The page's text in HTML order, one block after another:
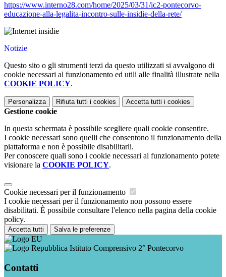
https://www.interno28.com/home/2025/03/31/ic2-pontecorvo-
educazione-alla-legalita-incontro-sulle-insidie-della-rete/
Notizie
Questo sito o gli strumenti terzi da questo utilizzati si avvalgono di
cookie necessari al funzionamento ed utili alle finalità illustrate nella
COOKIE POLICY.
Personalizza Rifiuta tutti i cookies Accetta tutti i cookies
Gestione cookie
In questa schermata è possibile scegliere quali cookie consentire.
I cookie necessari sono quelli che consentono il funzionamento della
piattaforma e non è possibile disabilitarli.
Per conoscere quali sono i cookie necessari al funzionamento potete
visionare la COOKIE POLICY.
Cookie necessari per il funzionamento
I cookie necessari per il funzionamento non possono essere
disabilitati. È possibile consultare l'elenco nella pagina della cookie
policy.
Accetta tutti Salva le preferenze
Istituto Comprensivo 2° Pontecorvo
Contatti